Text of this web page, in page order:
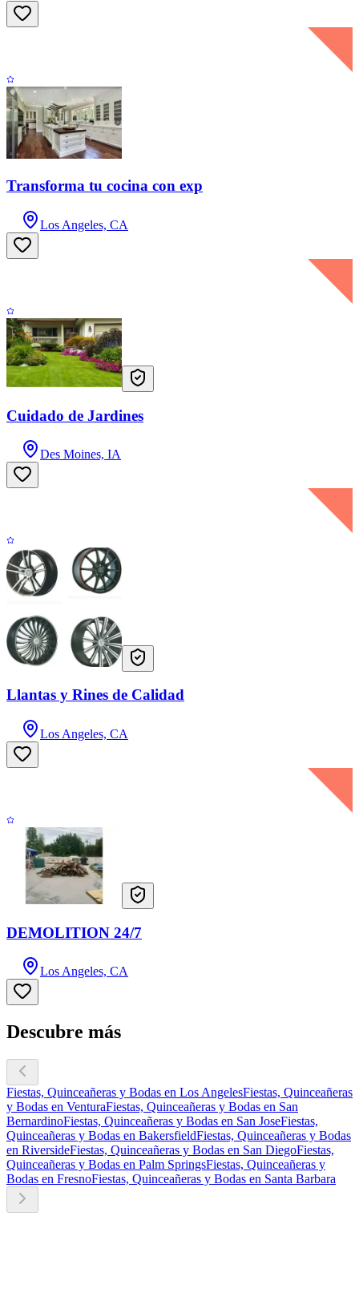
Transforma tu cocina con exp
Los Angeles, CA
Cuidado de Jardines
Des Moines, IA
Llantas y Rines de Calidad
Los Angeles, CA
DEMOLITION 24/7
Los Angeles, CA
Descubre más
Fiestas, Quinceañeras y Bodas en Los AngelesFiestas, Quinceañeras
y Bodas en VenturaFiestas, Quinceañeras y Bodas en San
BernardinoFiestas, Quinceañeras y Bodas en San JoseFiestas,
Quinceañeras y Bodas en BakersfieldFiestas, Quinceañeras y Bodas
en RiversideFiestas, Quinceañeras y Bodas en San DiegoFiestas,
Quinceañeras y Bodas en Palm SpringsFiestas, Quinceañeras y
Bodas en FresnoFiestas, Quinceañeras y Bodas en Santa Barbara